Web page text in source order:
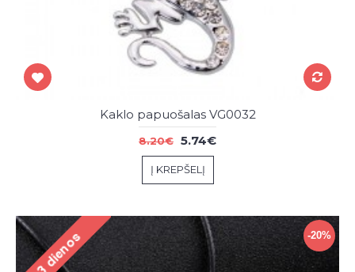
Kaklo papuošalas VG0032
8.20€ 5.74€
Į KREPŠELĮ
-20%